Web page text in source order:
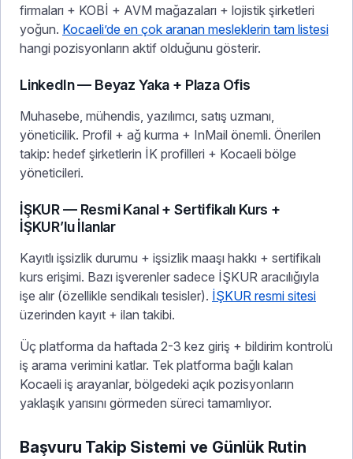
firmaları + KOBİ + AVM mağazaları + lojistik şirketleri
yoğun. Kocaeli’de en çok aranan mesleklerin tam listesi
hangi pozisyonların aktif olduğunu gösterir.
LinkedIn — Beyaz Yaka + Plaza Ofis
Muhasebe, mühendis, yazılımcı, satış uzmanı,
yöneticilik. Profil + ağ kurma + InMail önemli. Önerilen
takip: hedef şirketlerin İK profilleri + Kocaeli bölge
yöneticileri.
İŞKUR — Resmi Kanal + Sertifikalı Kurs +
İŞKUR’lu İlanlar
Kayıtlı işsizlik durumu + işsizlik maaşı hakkı + sertifikalı
kurs erişimi. Bazı işverenler sadece İŞKUR aracılığıyla
işe alır (özellikle sendikalı tesisler). İŞKUR resmi sitesi
üzerinden kayıt + ilan takibi.
Üç platforma da haftada 2-3 kez giriş + bildirim kontrolü
iş arama verimini katlar. Tek platforma bağlı kalan
Kocaeli iş arayanlar, bölgedeki açık pozisyonların
yaklaşık yarısını görmeden süreci tamamlıyor.
Başvuru Takip Sistemi ve Günlük Rutin